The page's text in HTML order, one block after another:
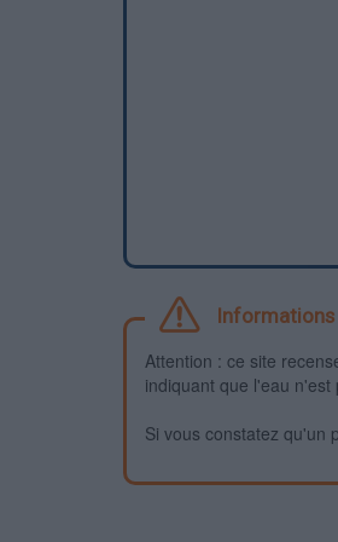
Informations
Attention : ce site
indiquant que l'eau
Si vous constatez qu'un